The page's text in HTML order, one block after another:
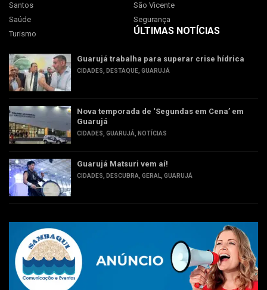
Santos
São Vicente
Saúde
Segurança
Turismo
ÚLTIMAS NOTÍCIAS
Guarujá trabalha para superar crise hídrica
CIDADES, DESTAQUE, GUARUJÁ
Nova temporada de ‘Segundas em Cena’ em
Guarujá
CIDADES, GUARUJÁ, NOTÍCIAS
Guarujá Matsuri vem aí!
CIDADES, DESCUBRA, GERAL, GUARUJÁ